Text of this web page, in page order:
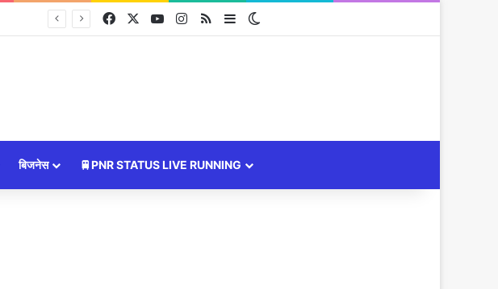
FacebookYouTubeInstagram
RSSSidebar
बिजनेस 🚆PNR STATUS LIVE RUNNING